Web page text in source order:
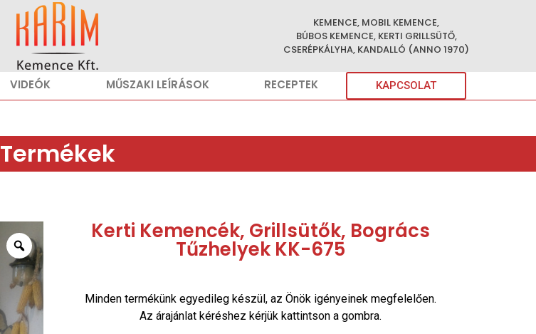
KEMENCE, MOBIL KEMENCE,
BÚBOS KEMENCE, KERTI GRILLSÜTŐ,
CSERÉPKÁLYHA, KANDALLÓ (ANNO 1970)
VIDEÓK MŰSZAKI LEÍRÁSOK RECEPTEK KAPCSOLAT
Termékek
Kerti Kemencék, Grillsütők, Bogrács
Tűzhelyek KK-675
Minden termékünk egyedileg készül, az Önök igényeinek megfelelően.
Az árajánlat kéréshez kérjük kattintson a gombra.